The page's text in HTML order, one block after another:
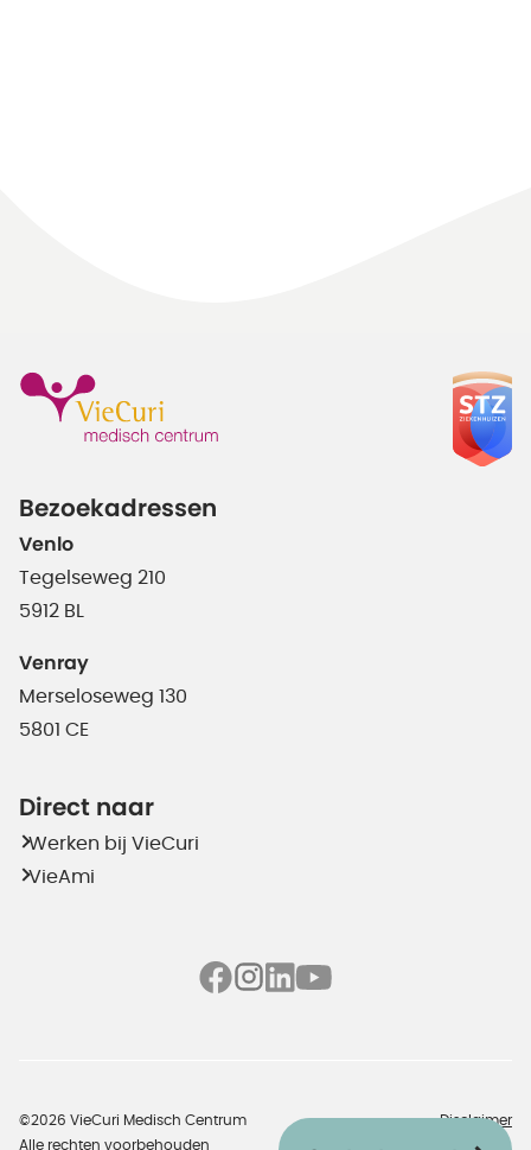
Bezoekadressen
Venlo
Tegelseweg 210
5912 BL
Venray
Merseloseweg 130
5801 CE
Direct naar
Werken bij VieCuri
VieAmi
©2026 VieCuri Medisch Centrum
Alle rechten voorbehouden
Disclaimer
Cookie instellingen